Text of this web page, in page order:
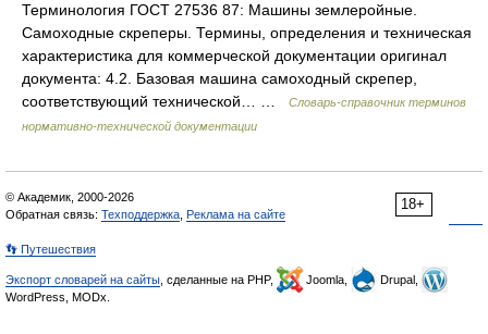
Терминология ГОСТ 27536 87: Машины землеройные.
Самоходные скреперы. Термины, определения и техническая
характеристика для коммерческой документации оригинал
документа: 4.2. Базовая машина самоходный скрепер,
соответствующий технической… …
Словарь-справочник терминов
нормативно-технической документации
18+
© Академик, 2000-2026
Обратная связь: Техподдержка Реклама на сайте
👣 Путешествия
Экспорт словарей на сайты , сделанные на PHP, Joomla,
Drupal,
WordPress, MODx.